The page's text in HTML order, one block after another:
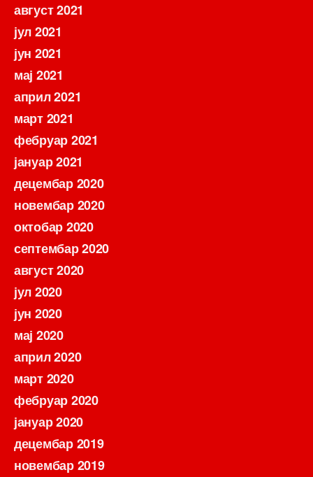
август 2021
јул 2021
јун 2021
мај 2021
април 2021
март 2021
фебруар 2021
јануар 2021
децембар 2020
новембар 2020
октобар 2020
септембар 2020
август 2020
јул 2020
јун 2020
мај 2020
април 2020
март 2020
фебруар 2020
јануар 2020
децембар 2019
новембар 2019